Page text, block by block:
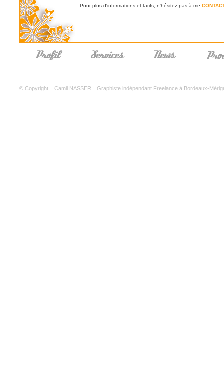
Pour plus d'informations et tarifs, n'hésitez pas à me
© Copyright Camil NASSER Graphiste indépendant Freelance à Bordeaux-